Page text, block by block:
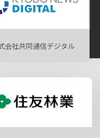
会社共同通信デジタル